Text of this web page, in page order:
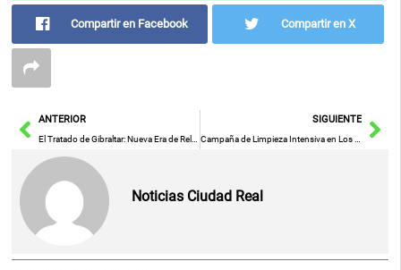
Compartir en Facebook Compartir en X
AntANTERIOR SIGUIENTE
Noticias Ciudad Real